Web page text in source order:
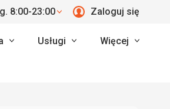
8:00-23:00 Zaloguj się
Usługi Więcej